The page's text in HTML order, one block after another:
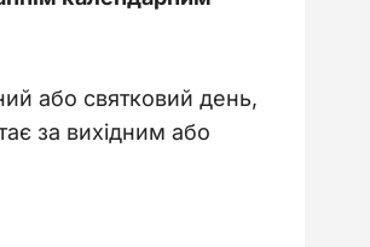
або святковий день,
за вихідним або